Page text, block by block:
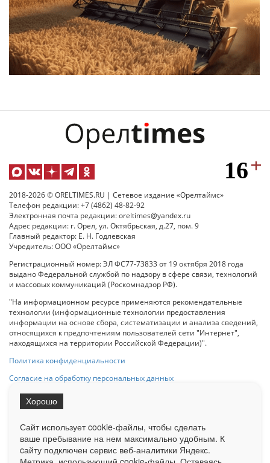
2018-2026 © ORELTIMES.RU | Сетевое издание «Орелтаймс»
Телефон редакции: +7 (4862) 48-82-92
Электронная почта редакции: oreltimes@yandex.ru
Адрес редакции: г. Орел, ул. Октябрьская, д.27, пом. 9
Главный редактор: Е. Н. Годлевская
Учредитель: ООО «Орелтаймс»
Регистрационный номер: ЭЛ ФС77-73833 от 19 октября 2018 года
выдано Федеральной службой по надзору в сфере связи, технологий
и массовых коммуникаций (Роскомнадзор РФ).
"На информационном ресурсе применяются рекомендательные
технологии (информационные технологии предоставления
информации на основе сбора, систематизации и анализа сведений,
относящихся к предпочтениям пользователей сети "Интернет",
находящихся на территории Российской Федерации)".
Политика конфиденциальности
Согласие на обработку персональных данных
на Сетевое издание «ОрелТаймс» обязательна.
Ограниченная статистика посещаемости доступна на сайте
Сайт использует cookie-файлы, чтобы сделать
ваше пребывание на нем максимально удобным. К
cайту подключен сервис веб-аналитики Яндекс.
Хорошо